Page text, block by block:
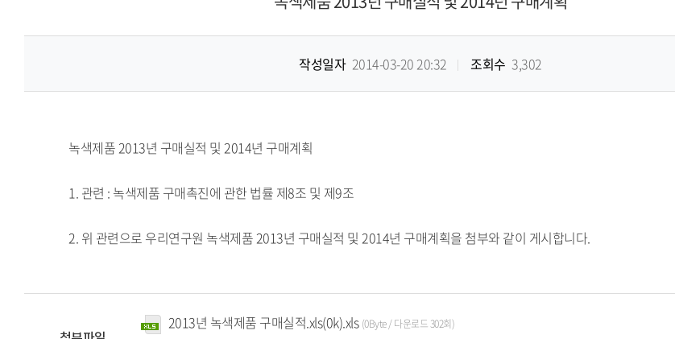
작성일자 2014-03-20 20:32 조회수 3,302
녹색제품 2013년 구매실적 및 2014년 구매계획
1. 관련 : 녹색제품 구매촉진에 관한 법률 제8조 및 제9조
2. 위 관련으로 우리연구원 녹색제품 2013년 구매실적 및 2014년 구매계획을 첨부와 같이 게시합니다.
2013년 녹색제품 구매실적.xls(0k).xls (0Byte / 다운로드 302회)